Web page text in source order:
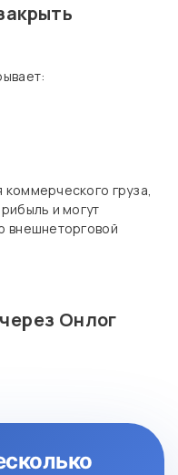
груза,
и могут
внешнеторговой
Онлог